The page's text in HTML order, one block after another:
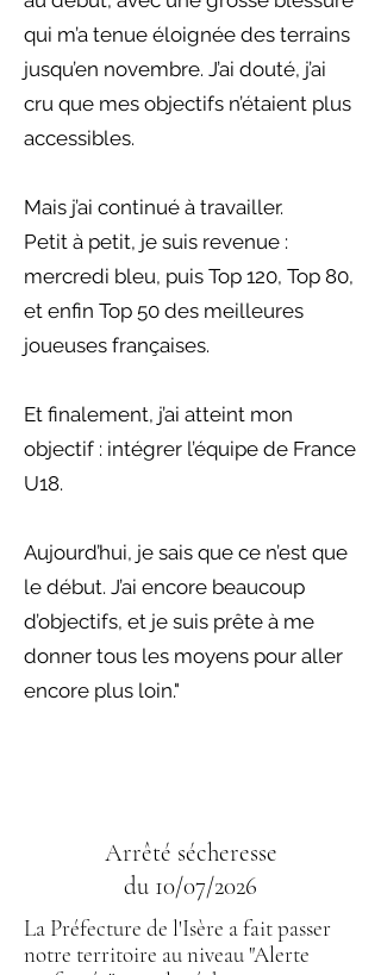
qui m’a tenue éloignée des terrains
jusqu’en novembre. J’ai douté, j’ai
cru que mes objectifs n’étaient plus
accessibles.
Mais j’ai continué à travailler.
Petit à petit, je suis revenue :
mercredi bleu, puis Top 120, Top 80,
et enfin Top 50 des meilleures
joueuses françaises.
Et finalement, j’ai atteint mon
objectif : intégrer l’équipe de France
U18.
Aujourd’hui, je sais que ce n’est que
le début. J’ai encore beaucoup
d’objectifs, et je suis prête à me
donner tous les moyens pour aller
encore plus loin."
Arrêté sécheresse
du 10/07/2026
La Préfecture de l'Isère a fait passer
notre territoire au niveau "Alerte